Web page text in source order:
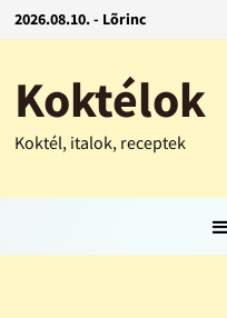
2026.08.10. - Lõrinc
Koktélok
Koktél, italok, receptek